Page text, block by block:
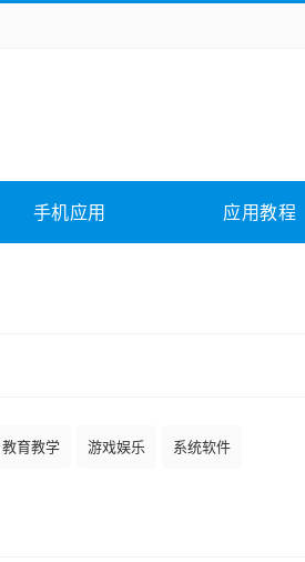
影音软件 插件下载
手机应用 应用教程
教育教学 游戏娱乐 系统软件